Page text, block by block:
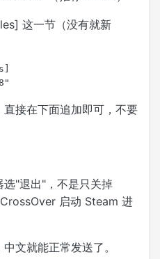
这一节（没有就新
接在下面追加即可，不要
"退出"，不是只关掉
启动 Steam 进
文就能正常发送了。